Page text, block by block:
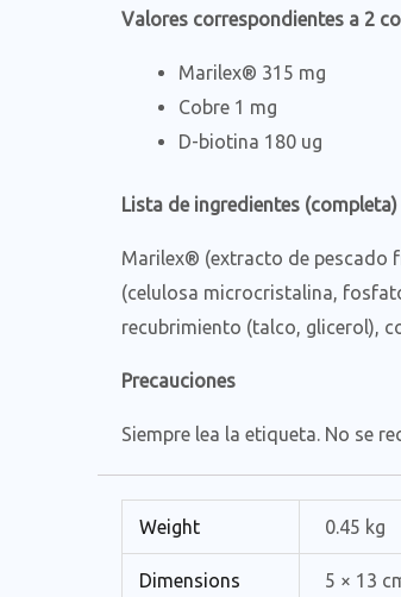
Valores correspondientes a 2
Marilex® 315 mg
Cobre 1 mg
D-biotina 180 ug
Lista de ingredientes (completa)
Marilex® (extracto de pescado
(celulosa microcristalina,
recubrimiento (talco, glicerol),
Precauciones
Siempre lea la etiqueta. No se
Weight 0.45 kg
Dimensions 5 × 13